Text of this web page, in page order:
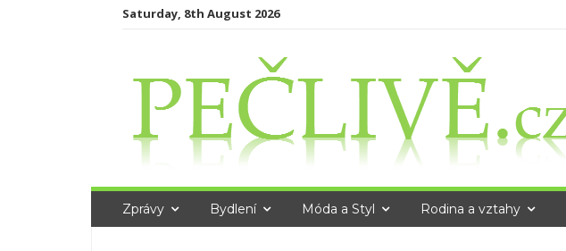
Saturday, 8th August 2026
Zprávy Bydlení Móda a Styl Rodina a vztahy